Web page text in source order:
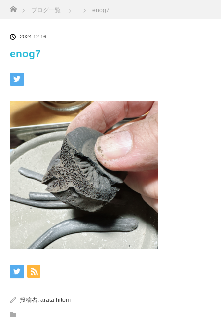
ブログ一覧 enog7
2024.12.16
enog7
投稿者: arata hitom